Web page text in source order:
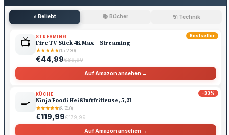
⭐ Beliebt 📚 Bücher 🔌 Technik
Bestseller
📺 STREAMING
Fire TV Stick 4K Max – Streaming
★★★★★(15.230)
€44,99€69,99
Auf Amazon ansehen →
-33%
🍳
KÜCHE
Ninja Foodi Heißluftfritteuse, 5,2L
★★★★★(8.740)
€119,99€179,99
Auf Amazon ansehen →